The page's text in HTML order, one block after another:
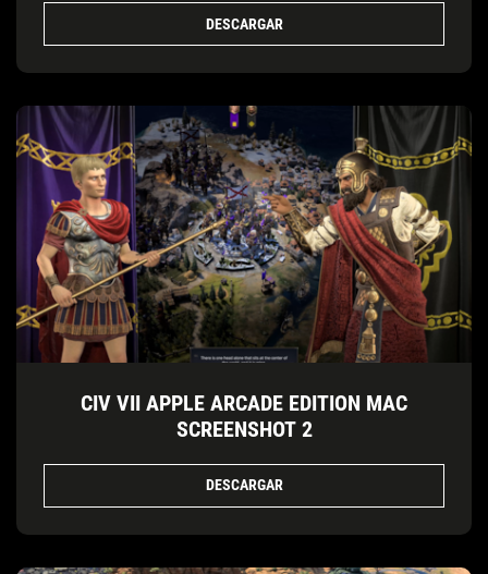
DESCARGAR
CIV VII APPLE ARCADE EDITION MAC
SCREENSHOT 2
DESCARGAR